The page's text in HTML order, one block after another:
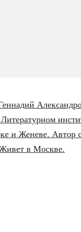
и Женеве. Автор
в Москве.